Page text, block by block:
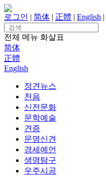
Skip
to
content
로그인 | 简体 | 正體 | English |
Search
for:
전체 메뉴 화살표
简体
正體
English
정견뉴스
천음
신전문화
문학예술
견증
문명신견
경세예언
생명탐구
우주시공